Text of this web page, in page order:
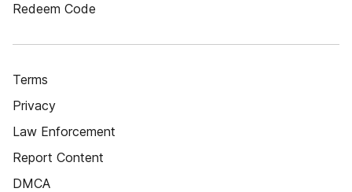
Redeem Code
Terms
Privacy
Law Enforcement
Report Content
DMCA